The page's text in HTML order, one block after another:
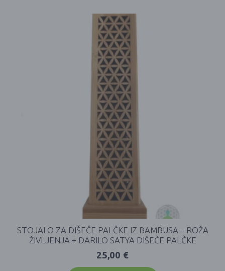
STOJALO ZA DIŠEČE PALČKE IZ BAMBUSA – ROŽA
ŽIVLJENJA + DARILO SATYA DIŠEČE PALČKE
25,00 €